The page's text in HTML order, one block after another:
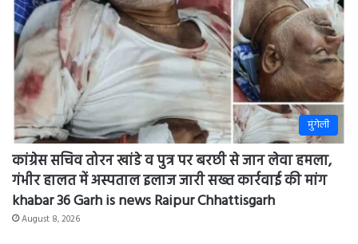
मुंगेली
कांग्रेस सचिव तोरन खांडे व पुत्र पर बरछी से जान लेवा हमला,
गंभीर हालत में अस्पताल इलाज जारी सख्त कार्रवाई की मांग
khabar 36 Garh is news Raipur Chhattisgarh
August 8, 2026